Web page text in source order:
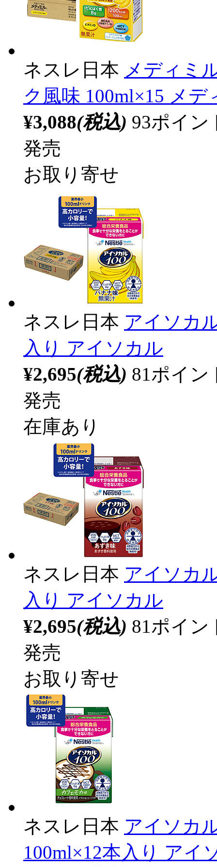
ネスレ日本 メディミ
ク風味 100ml×15 メデ
¥3,088(税込) 93ポイ
発売
お取り寄せ
ネスレ日本 アイソカ
入り アイソカル
¥2,695(税込) 81ポイ
発売
在庫あり
ネスレ日本 アイソカ
入り アイソカル
¥2,695(税込) 81ポイ
発売
お取り寄せ
ネスレ日本 アイソカ
100ml×12本入り アイ